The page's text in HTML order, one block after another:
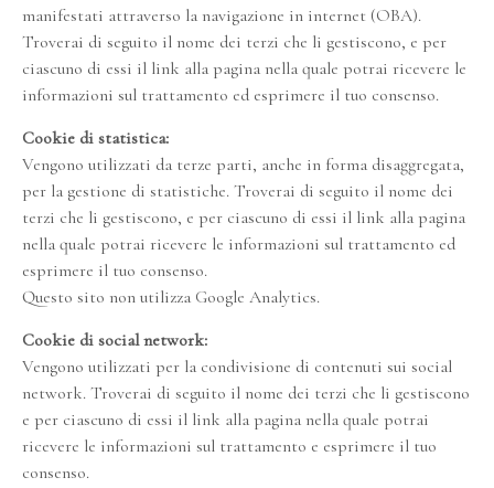
manifestati attraverso la navigazione in internet (OBA).
Troverai di seguito il nome dei terzi che li gestiscono, e per
ciascuno di essi il link alla pagina nella quale potrai ricevere le
informazioni sul trattamento ed esprimere il tuo consenso.
Cookie di statistica:
Vengono utilizzati da terze parti, anche in forma disaggregata,
per la gestione di statistiche. Troverai di seguito il nome dei
terzi che li gestiscono, e per ciascuno di essi il link alla pagina
nella quale potrai ricevere le informazioni sul trattamento ed
esprimere il tuo consenso.
Questo sito non utilizza Google Analytics.
Cookie di social network:
Vengono utilizzati per la condivisione di contenuti sui social
network. Troverai di seguito il nome dei terzi che li gestiscono
e per ciascuno di essi il link alla pagina nella quale potrai
ricevere le informazioni sul trattamento e esprimere il tuo
consenso.